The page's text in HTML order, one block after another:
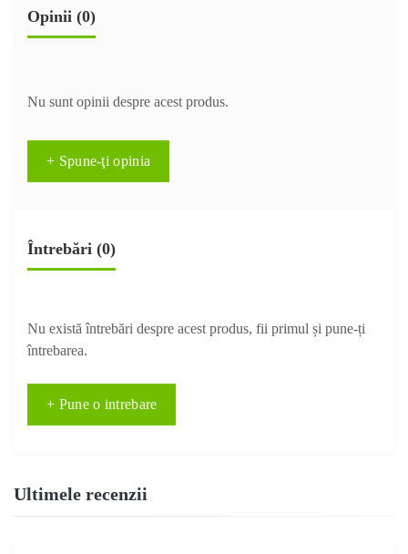
Opinii (0)
Nu sunt opinii despre acest produs.
+ Spune-ţi opinia
Întrebări (0)
Nu există întrebări despre acest produs, fii primul și pune-ți
întrebarea.
+ Pune o intrebare
Ultimele recenzii